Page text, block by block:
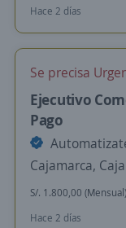
Hace 2 días
Se precisa
Ejecutivo
Pago
Cajamarca,
S/. 1.800,00 (Mensual)
Hace 2 días